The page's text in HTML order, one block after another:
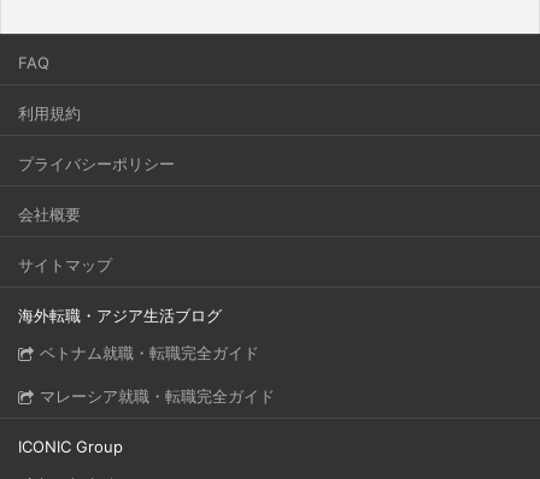
FAQ
利用規約
プライバシーポリシー
会社概要
サイトマップ
海外転職・アジア生活ブログ
ベトナム就職・転職完全ガイド
マレーシア就職・転職完全ガイド
ICONIC Group